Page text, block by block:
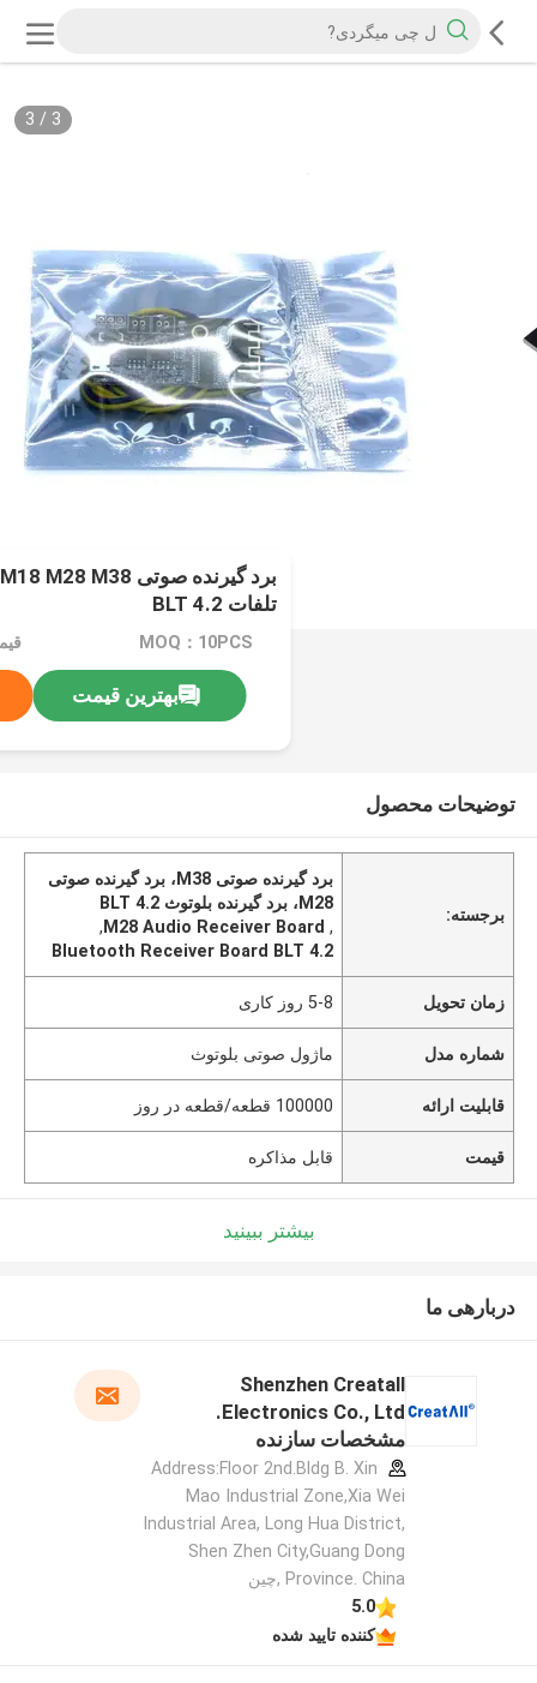
3
/
3
تلفات BLT 4.2
MOQ：10PCS
بهترین قیمت
توضیحات محصول
برجسته:
برد گیرنده صوتی M38، برد گیرنده صوتی
M28، برد گیرنده بلوتوث BLT 4.2
,
M28 Audio Receiver Board
,
Bluetooth Receiver Board BLT 4.2
زمان تحویل 5-8 روز کاری
شماره مدل ماژول صوتی بلوتوث
قابلیت ارائه 100000 قطعه/قطعه در روز
قیمت قابل مذاکره
بیشتر ببینید
دربارهی ما
Shenzhen Creatall
Electronics Co., Ltd.
مشخصات سازنده
Address:Floor 2nd.Bldg B. Xin
Mao Industrial Zone,Xia Wei
Industrial Area, Long Hua District,
Shen Zhen City,Guang Dong
Province. China ,چین
5.0
کننده تایید شده